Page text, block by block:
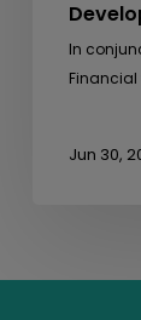
In
Financial
Jun 30,